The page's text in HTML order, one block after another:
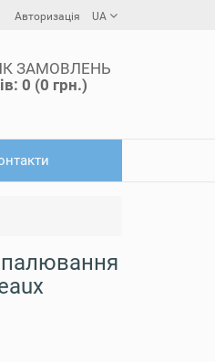
Авторизація UA
ЗАМОВЛЕНЬ
0 (0 грн.)